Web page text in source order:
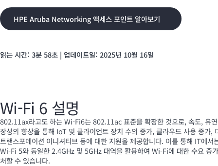
HPE Aruba Networking 액세스 포인트 알아보기
읽는 시간: 3분 58초 | 업데이트일: 2025년 10월 16일
Wi-Fi 6 설명
802.11ax라고도 하는Wi-Fi6는 802.11ac 표준을 확장한 것으로, 속도, 유
장성의 향상을 통해 IoT 및 클라이언트 장치 수의 증가, 클라우드 사용 증가,
트랜스포메이션 이니셔티브 등에 대한 지원을 제공합니다. 이를 통해 IT에서
Wi-Fi 5와 동일한 2.4GHz 및 5GHz 대역을 활용하여 Wi-Fi에 대한 수요 증
처할 수 있습니다.